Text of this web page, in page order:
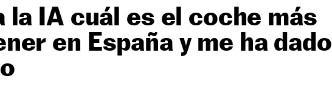
la IA cuál es el coche más
en España y me ha dado